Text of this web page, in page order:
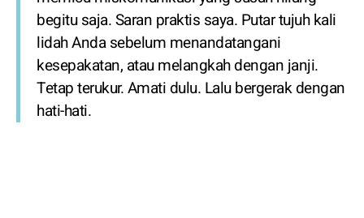
begitu saja. Saran praktis saya. Putar tujuh kali
lidah Anda sebelum menandatangani
kesepakatan, atau melangkah dengan janji.
Tetap terukur. Amati dulu. Lalu bergerak dengan
hati-hati.